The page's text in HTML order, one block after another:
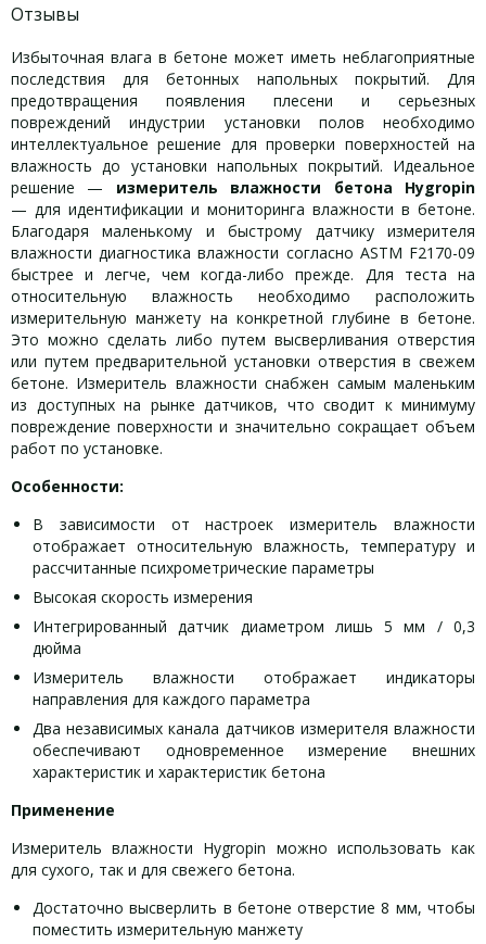
Отзывы
Избыточная влага в бетоне может иметь неблагоприятные
последствия для бетонных напольных покрытий. Для
предотвращения появления плесени и серьезных
повреждений индустрии установки полов необходимо
интеллектуальное решение для проверки поверхностей на
влажность до установки напольных покрытий. Идеальное
решение — измеритель влажности бетона Hygropin
— для идентификации и мониторинга влажности в бетоне.
Благодаря маленькому и быстрому датчику измерителя
влажности диагностика влажности согласно ASTM F2170-09
быстрее и легче, чем когда-либо прежде. Для теста на
относительную влажность необходимо расположить
измерительную манжету на конкретной глубине в бетоне.
Это можно сделать либо путем высверливания отверстия
или путем предварительной установки отверстия в свежем
бетоне. Измеритель влажности снабжен самым маленьким
из доступных на рынке датчиков, что сводит к минимуму
повреждение поверхности и значительно сокращает объем
работ по установке.
Особенности:
В зависимости от настроек измеритель влажности
отображает относительную влажность, температуру и
рассчитанные психрометрические параметры
Высокая скорость измерения
Интегрированный датчик диаметром лишь 5 мм / 0,3
дюйма
Измеритель влажности отображает индикаторы
направления для каждого параметра
Два независимых канала датчиков измерителя влажности
обеспечивают одновременное измерение внешних
характеристик и характеристик бетона
Применение
Измеритель влажности Hygropin можно использовать как
для сухого, так и для свежего бетона.
Достаточно высверлить в бетоне отверстие 8 мм, чтобы
поместить измерительную манжету